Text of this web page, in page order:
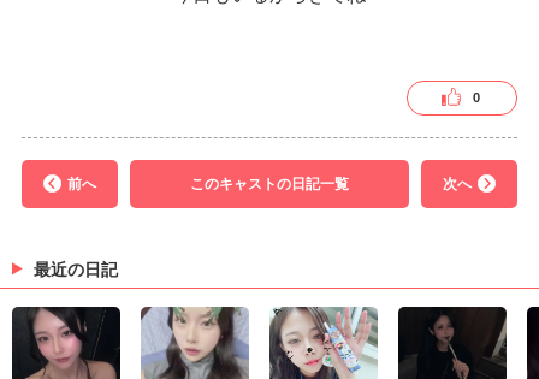
0
前へ このキャストの日記一覧 次へ
最近の日記